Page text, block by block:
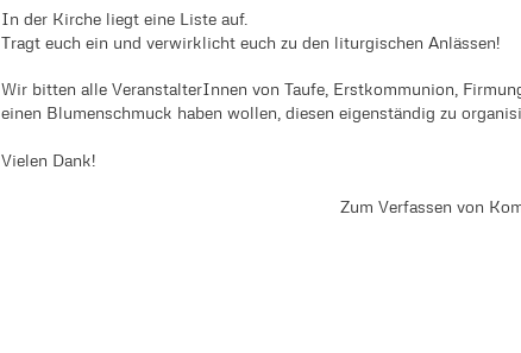
In der Kirche liegt eine Liste auf.
Tragt euch ein und verwirklicht euch zu den liturgischen Anlässen!
Wir bitten alle VeranstalterInnen von Taufe, Erstkommunion,
einen Blumenschmuck haben wollen, diesen eigenständig zu
Vielen Dank!
Zum Verfassen von